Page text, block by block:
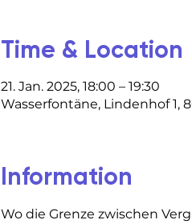
Time & Location
21. Jan. 2025, 18:00 – 19:30
Wasserfontäne, Lindenhof 1,
Information
Wo die Grenze zwischen